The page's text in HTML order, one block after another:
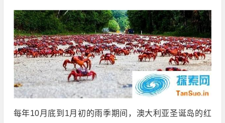
每年10月底到1月初的雨季期间，澳大利亚圣诞岛的红